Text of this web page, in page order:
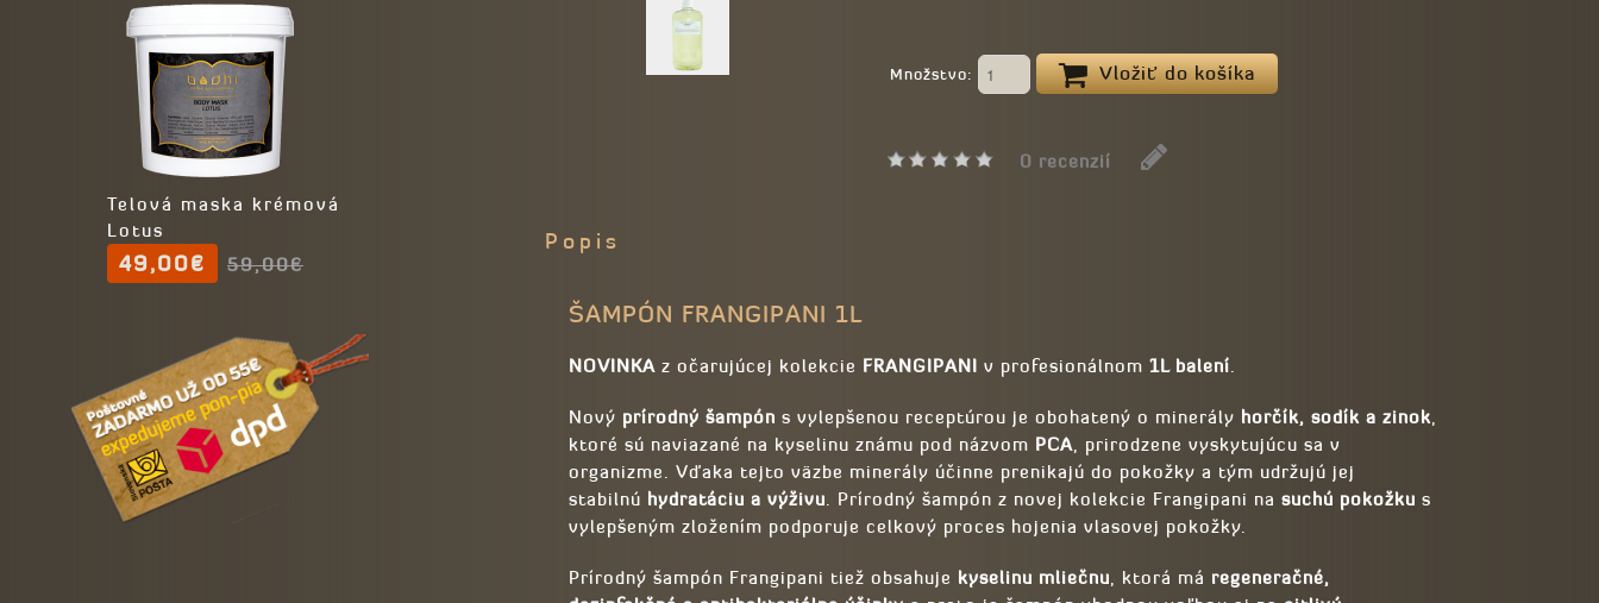
Množstvo: Vložiť do košíka
0 recenzií
Popis
ŠAMPÓN FRANGIPANI 1L
NOVINKA z očarujúcej kolekcie FRANGIPANI v profesionálnom1L balení
Nový prírodný šampón s vylepšenou receptúrou je obohatený o minerály horčík, sodík a zinok
ktoré sú naviazané na kyselinu známu pod názvom PCA , prirodzene vyskytujúcu sa v
organizme. Vďaka tejto väzbe minerály účinne prenikajú do pokožky a tým udržujú jej
stabilnú hydratáciu a výživu . Prírodný šampón z novej kolekcie Frangipani nasuchú pokožku s
vylepšeným zložením podporuje celkový proces hojenia vlasovej pokožky.
Prírodný šampón Frangipani tiež obsahuje kyselinu mliečnu , ktorá má regeneračné,
Telová maska krémová
Lotus
49,00€ 59,00€